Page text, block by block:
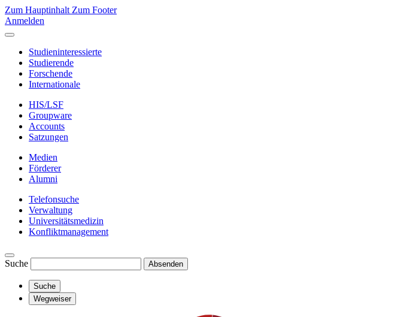
Zum Hauptinhalt Zum Footer
Anmelden
Studieninteressierte
Studierende
Forschende
Internationale
HIS/LSF
Groupware
Accounts
Satzungen
Medien
Förderer
Alumni
Telefonsuche
Verwaltung
Universitätsmedizin
Konfliktmanagement
Suche Absenden
Suche
Wegweiser